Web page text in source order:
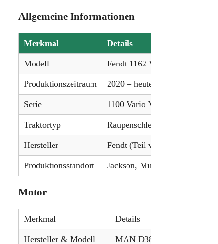
Allgemeine Informationen
Merkmal Details
Modell Fendt 1162 Vario MT
Produktionszeitraum 2020 – heute
Serie 1100 Vario MT
Traktortyp Raupenschlepper
Hersteller Fendt (Teil von AGCO)
Produktionsstandort Jackson, Minnesota, USA
Motor
Merkmal Details
Hersteller & Modell MAN D3876